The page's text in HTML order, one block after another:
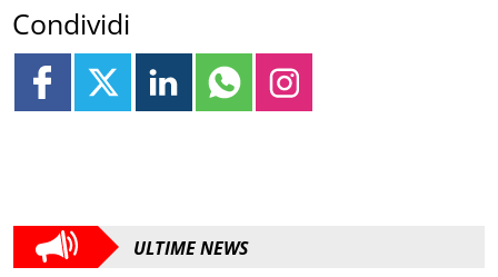
Condividi
ULTIME NEWS